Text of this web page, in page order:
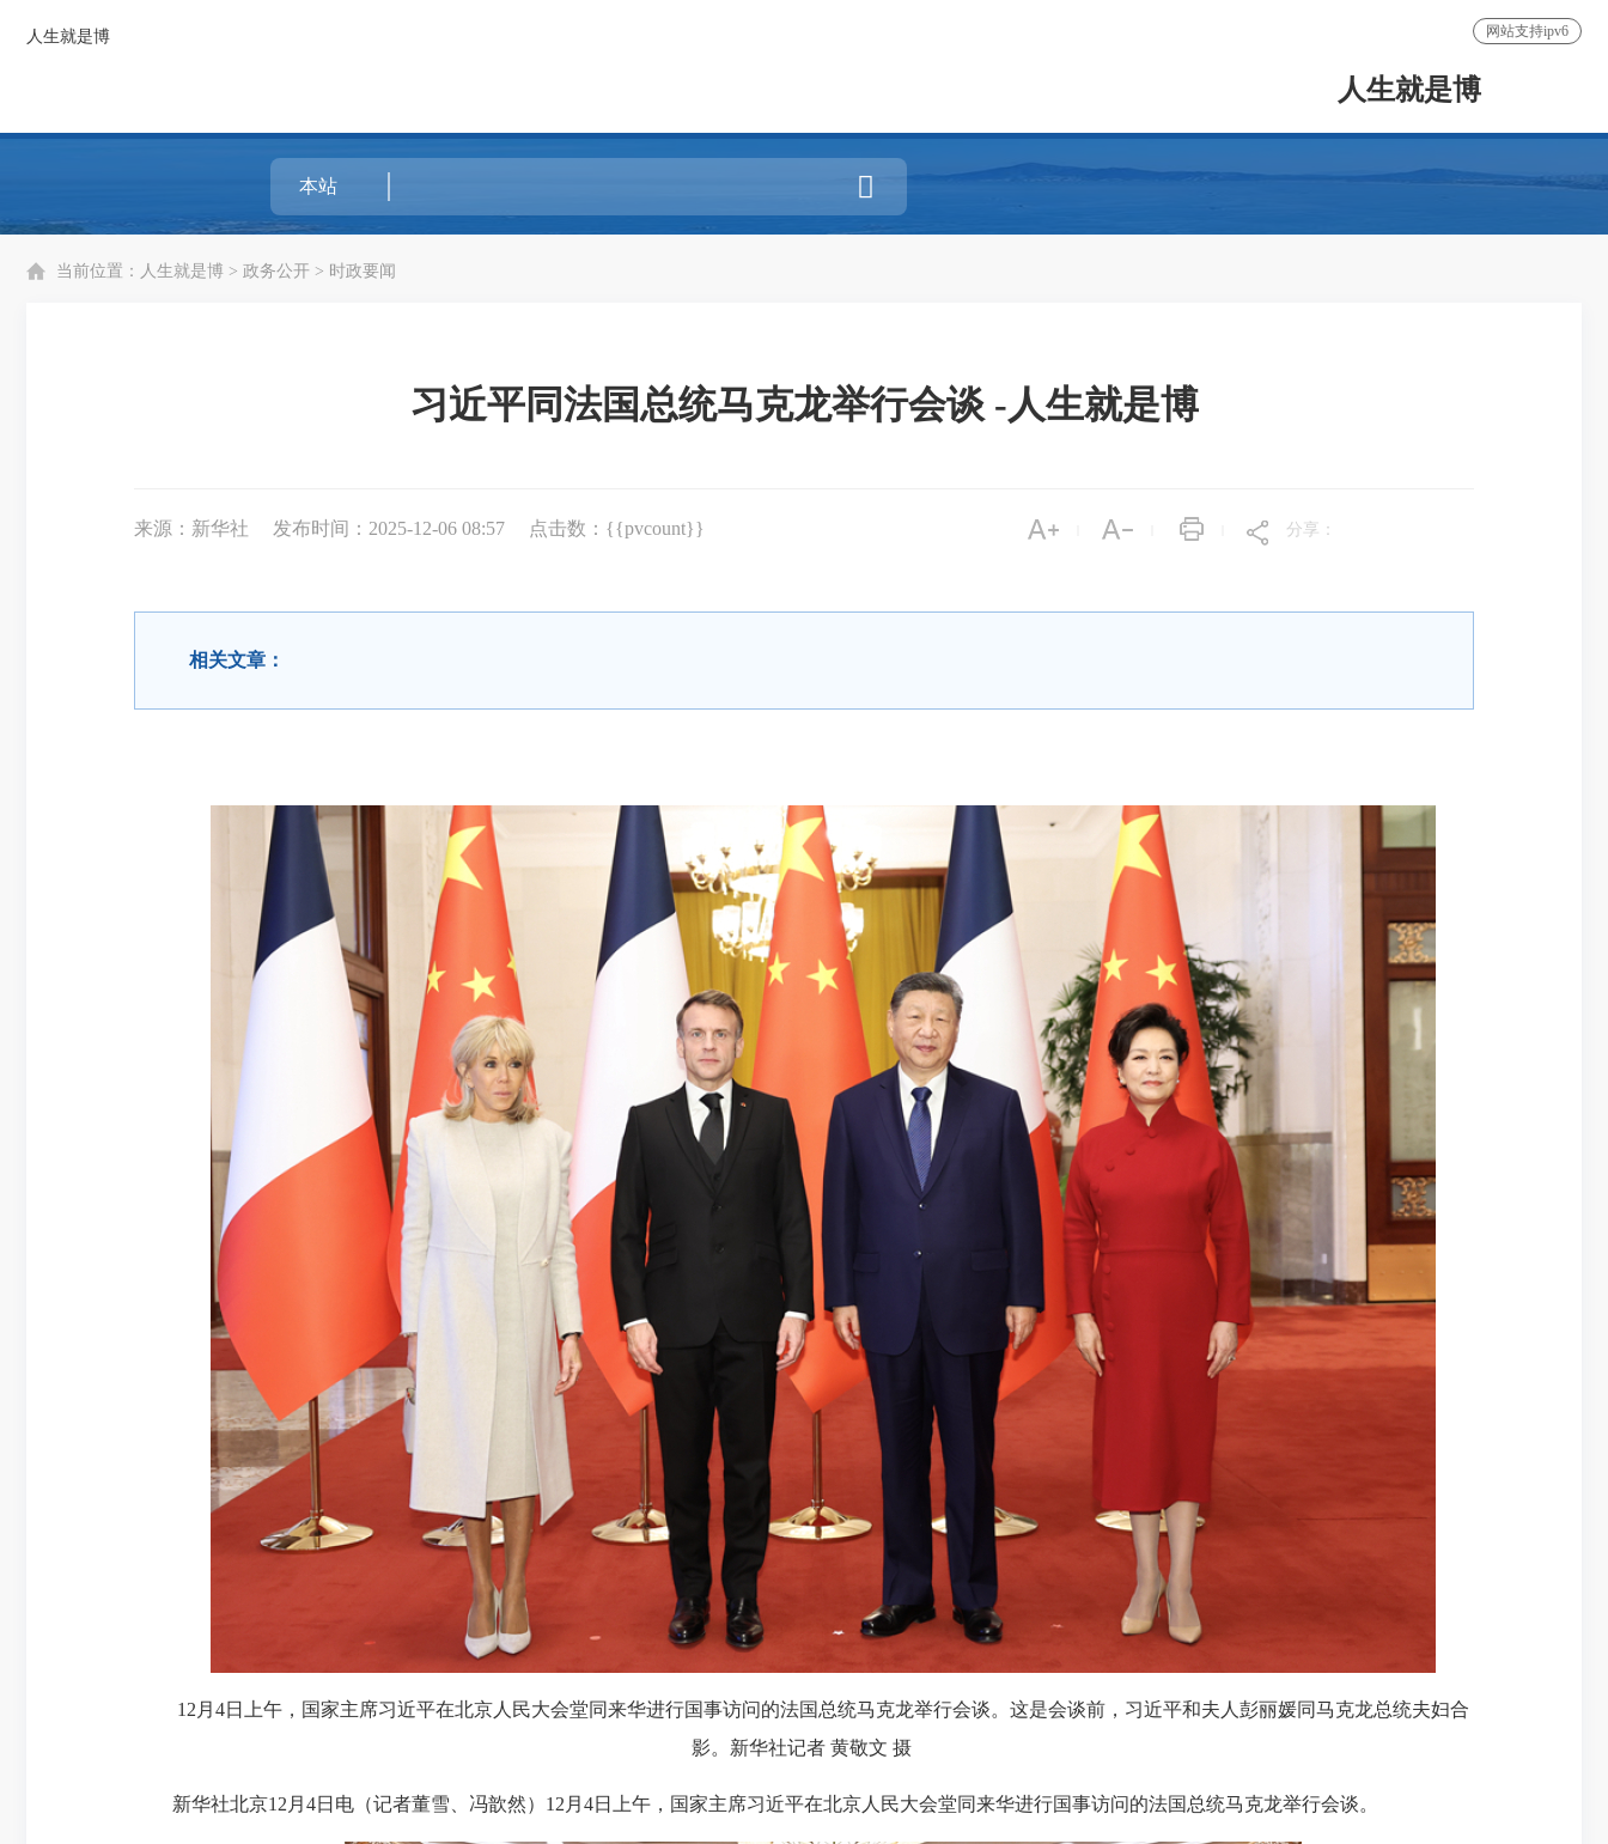
人生就是博 网站支持ipv6
人生就是博

当前位置： 人生就是博 > 政务公开 > 时政要闻
习近平同法国总统马克龙举行会谈 -人生就是博
来源：新华社 发布时间：2025-12-06 08:57 点击数：{{pvcount}} 分享：
相关文章：
12月4日上午，国家主席习近平在北京人民大会堂同来华进行国事访问的法国总统马克龙举行会谈。这是会谈前，习近平和夫人彭丽媛同马克龙总统夫妇合
影。新华社记者 黄敬文 摄
新华社北京12月4日电（记者董雪、冯歆然）12月4日上午，国家主席习近平在北京人民大会堂同来华进行国事访问的法国总统马克龙举行会谈。